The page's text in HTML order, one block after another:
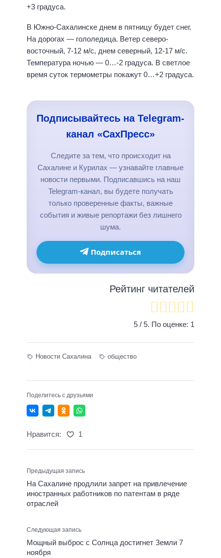
+3 градуса.
В Южно-Сахалинске днем в пятницу будет снег.
На дорогах — гололедица. Ветер северо-
восточный, 7-12 м/с, днем северный, 12-17 м/с.
Температура ночью — 0…-2 градуса. В светлое
время суток термометры покажут 0…+2 градуса.
Подписывайтесь на Telegram-
канал «СахПресс»
Следите за тем, что происходит на
Сахалине и Курилах — узнавайте главные
новости первыми. Подписавшись на наш
Telegram-канал, вы будете получать
только проверенные факты, важные
события и живые репортажи без лишнего
шума.
Подписаться
Рейтинг читателей
5 / 5. По оценке: 1
Новости Сахалина общество
Поделитесь с друзьями
Нравится: 1
Предыдущая запись
На Сахалине продлили запрет на привлечение
иностранных работников по патентам в ряде
отраслей
Следующая запись
Мощный выброс с Солнца достигнет Земли 7
ноября